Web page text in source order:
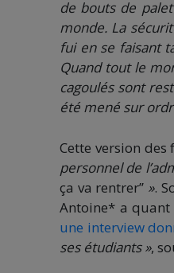
de bouts de
monde. La
fui en se faisant
Quand tout le
cagoulés sont
été mené sur
Cette version
personnel de
ça va rentrer’’ ».
Antoine* a
une interview
ses étudiants »,